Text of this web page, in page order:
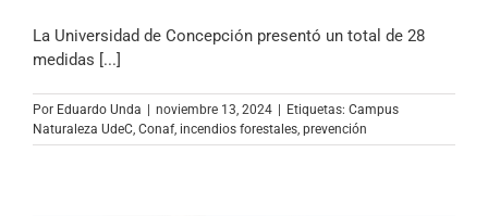
La Universidad de Concepción presentó un total de 28
medidas [...]
Por Eduardo Unda noviembre 13, 2024 Etiquetas: Campus
Naturaleza UdeC, Conaf, incendios forestales, prevención